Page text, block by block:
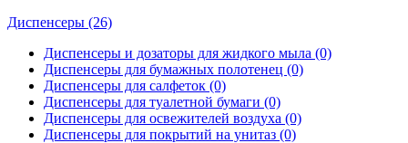
Диспенсеры (26)
Диспенсеры и дозаторы для жидкого мыла (0)
Диспенсеры для бумажных полотенец (0)
Диспенсеры для салфеток (0)
Диспенсеры для туалетной бумаги (0)
Диспенсеры для освежителей воздуха (0)
Диспенсеры для покрытий на унитаз (0)